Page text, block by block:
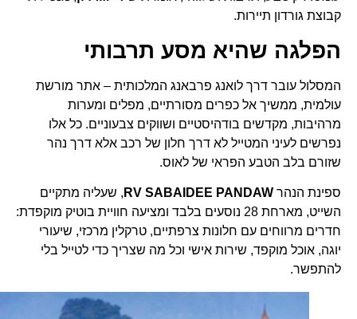
קבוצת גורדון תיירות.
הפלגה שהיא מסע תרבותי
המסלול עובר דרך לואנג פרבאנג המלכותית – אתר מורשת
עולמית, ממשיך אל כפרים מסורתיים, מפלים ומערות
מרהיבות, מקדשים בודהיסטיים ושווקים צבעוניים. כל אלו
נפרשים לעיני המטייל לא דרך חלון של רכב אלא דרך נהר
שזורם בלב הטבע הפראי של לאוס.
ספינת הנהרRV SABAIDEE PANDAW, שעליה מתקיים
השייט, מארחת 28 נוסעים בלבד ומציעה חוויית בוטיק מוקפדת:
חדרים מרווחים עם חלונות צרפתיים, טרקלין מרכזי, שיעורי
יוגה, אוכל מוקפד, שירות אישי וכל מה שצריך כדי לטייל בלי
להתפשר.